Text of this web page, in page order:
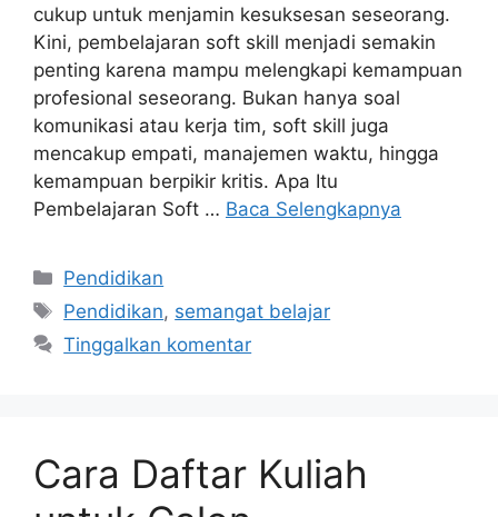
cukup untuk menjamin kesuksesan seseorang.
Kini, pembelajaran soft skill menjadi semakin
penting karena mampu melengkapi kemampuan
profesional seseorang. Bukan hanya soal
komunikasi atau kerja tim, soft skill juga
mencakup empati, manajemen waktu, hingga
kemampuan berpikir kritis. Apa Itu
Pembelajaran Soft … Baca Selengkapnya
Kategori
Pendidikan
Tag
Pendidikan, semangat belajar
Tinggalkan komentar
Cara Daftar Kuliah